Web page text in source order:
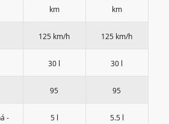
km
km
125 km/h 125 km/h
30 l 30 l
95 95
-
5 l 5.5 l